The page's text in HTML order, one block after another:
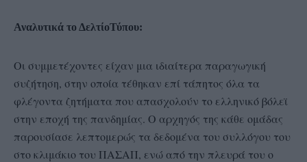
Αναλυτικά το ΔελτίοΤύπου:
Οι συμμετέχοντες είχαν μια ιδιαίτερα παραγωγική
συζήτηση, στην οποία τέθηκαν επί τάπητος όλα τα
φλέγοντα ζητήματα που απασχολούν το ελληνικό βόλεϊ
στην εποχή της πανδημίας. Ο αρχηγός της κάθε ομάδας
παρουσίασε λεπτομερώς τα δεδομένα του συλλόγου του
στο κλιμάκιο του ΠΑΣΑΠ, ενώ από την πλευρά του ο